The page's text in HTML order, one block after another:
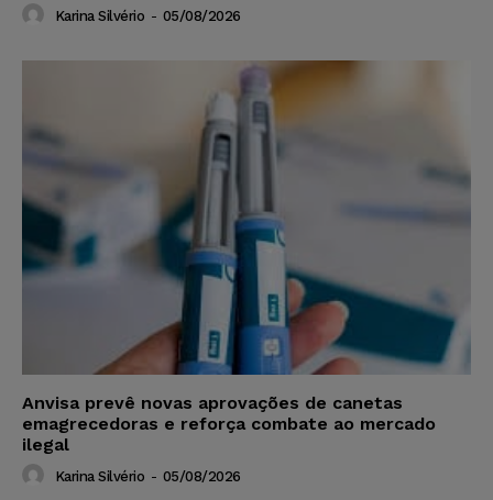
Karina Silvério - 05/08/2026
Anvisa prevê novas aprovações de canetas
emagrecedoras e reforça combate ao mercado
ilegal
Karina Silvério - 05/08/2026